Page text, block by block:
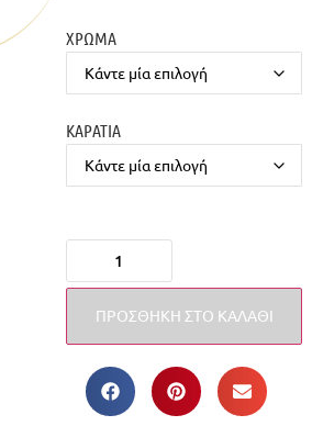
ΧΡΩΜΑ
ΚΑΡΑΤΙΑ
ΠΡΟΣΘΉΚΗ ΣΤΟ ΚΑΛΆΘΙ